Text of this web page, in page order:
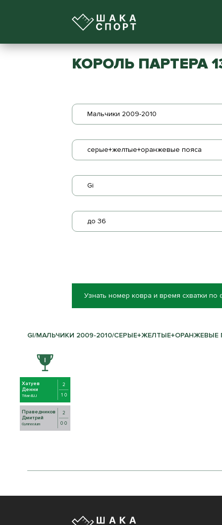
КОРОЛЬ ПАРТЕРА
Мальчики 2009-2010
серые+желтые+оранжевые пояса
Gi
до 36
Узнать номер ковра и время схватки по
GI/МАЛЬЧИКИ 2009-2010/СЕРЫЕ+ЖЕЛТЫЕ+ОРАНЖЕВЫЕ
Хатуев
Денни
Titan BJJ
2
1 0
Праведников
Дмитрий
Gymnasium
2
0 0